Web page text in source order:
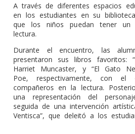
A través de diferentes espacios
en los estudiantes en su
que los niños puedan tener
lectura.
Durante el encuentro, las
presentaron sus libros favoritos:
Harriet Muncaster, y “El Gato
Poe, respectivamente, con
compañeros en la lectura.
una representación del
seguida de una intervención
Ventisca”, que deleitó a los